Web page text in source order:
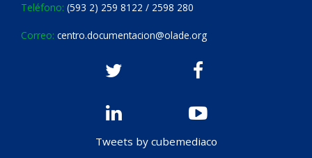
Teléfono: (593 2) 259 8122 / 2598 280
Correo: centro.documentacion@olade.org
Tweets by cubemediaco